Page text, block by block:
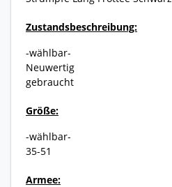
Zustandsbeschreibung:
-wählbar-
Neuwertig
gebraucht
Größe:
-wählbar-
35-51
Armee: